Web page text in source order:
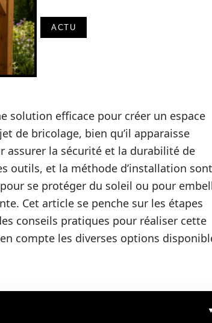
ACTU
solution efficace pour créer un espace
de bricolage, bien qu’il apparaisse
la sécurité et la durabilité de
outils, et la méthode d’installation sont
se protéger du soleil ou pour
Cet article se penche sur les étapes
conseils pratiques pour réaliser cette
compte les diverses options